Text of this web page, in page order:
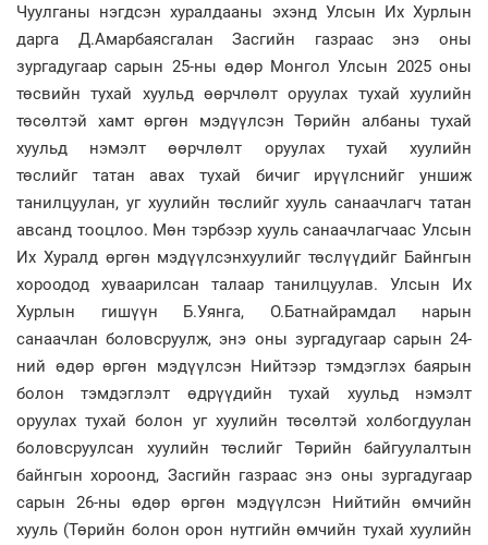
Чуулганы нэгдсэн хуралдааны эхэнд Улсын Их Хурлын
дарга Д.Амарбаясгалан Засгийн газраас энэ оны
зургадугаар сарын 25-ны өдөр Монгол Улсын 2025 оны
төсвийн тухай хуульд өөрчлөлт оруулах тухай хуулийн
төсөлтэй хамт өргөн мэдүүлсэн Төрийн албаны тухай
хуульд нэмэлт өөрчлөлт оруулах тухай хуулийн
төслийг татан авах тухай бичиг ирүүлснийг уншиж
танилцуулан, уг хуулийн төслийг хууль санаачлагч татан
авсанд тооцлоо. Мөн тэрбээр хууль санаачлагчаас Улсын
Их Хуралд өргөн мэдүүлсэнхуулийг төслүүдийг Байнгын
хороодод хуваарилсан талаар танилцуулав. Улсын Их
Хурлын гишүүн Б.Уянга, О.Батнайрамдал нарын
санаачлан боловсруулж, энэ оны зургадугаар сарын 24-
ний өдөр өргөн мэдүүлсэн Нийтээр тэмдэглэх баярын
болон тэмдэглэлт өдрүүдийн тухай хуульд нэмэлт
оруулах тухай болон уг хуулийн төсөлтэй холбогдуулан
боловсруулсан хуулийн төслийг Төрийн байгуулалтын
байнгын хороонд, Засгийн газраас энэ оны зургадугаар
сарын 26-ны өдөр өргөн мэдүүлсэн Нийтийн өмчийн
хууль (Төрийн болон орон нутгийн өмчийн тухай хуулийн